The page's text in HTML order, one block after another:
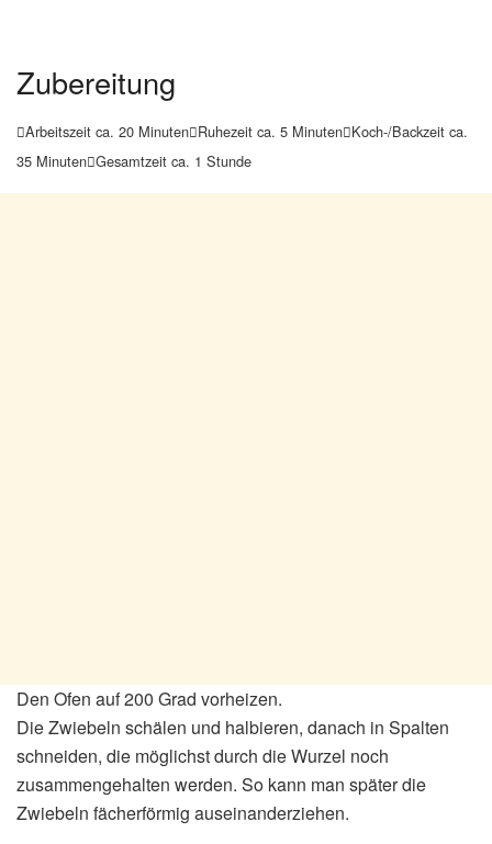
Zubereitung
Arbeitszeit ca. 20 MinutenRuhezeit ca. 5 MinutenKoch-/Backzeit ca.
35 MinutenGesamtzeit ca. 1 Stunde
Den Ofen auf 200 Grad vorheizen.
Die Zwiebeln schälen und halbieren, danach in Spalten
schneiden, die möglichst durch die Wurzel noch
zusammengehalten werden. So kann man später die
Zwiebeln fächerförmig auseinanderziehen.